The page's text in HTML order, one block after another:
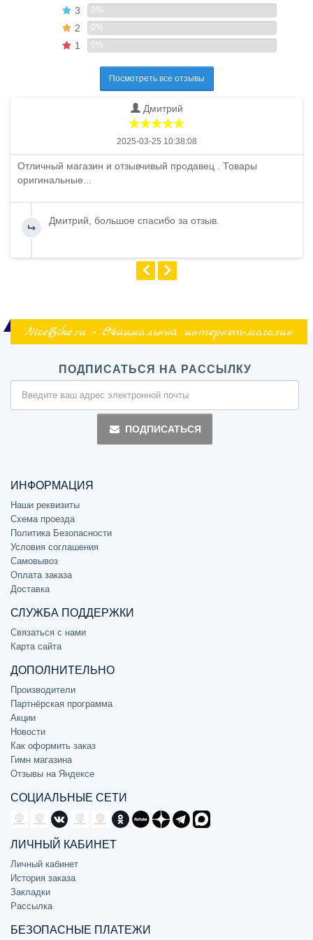
3 0%
2 0%
1 0%
Посмотреть все отзывы
Дмитрий
2025-03-25 10:38:08
Отличный магазин и отзывчивый продавец . Товары
оригинальные...
Дмитрий, большое спасибо за отзыв.
NiceBike.ru - Официальный интернет-магазин
ПОДПИСАТЬСЯ НА РАССЫЛКУ
ПОДПИСАТЬСЯ
ИНФОРМАЦИЯ
Наши реквизиты
Схема проезда
Политика Безопасности
Условия соглашения
Самовывоз
Оплата заказа
Доставка
СЛУЖБА ПОДДЕРЖКИ
Связаться с нами
Карта сайта
ДОПОЛНИТЕЛЬНО
Производители
Партнёрская программа
Акции
Новости
Как оформить заказ
Гимн магазина
Отзывы на Яндексе
СОЦИАЛЬНЫЕ СЕТИ
ЛИЧНЫЙ КАБИНЕТ
Личный кабинет
История заказа
Закладки
Рассылка
БЕЗОПАСНЫЕ ПЛАТЕЖИ